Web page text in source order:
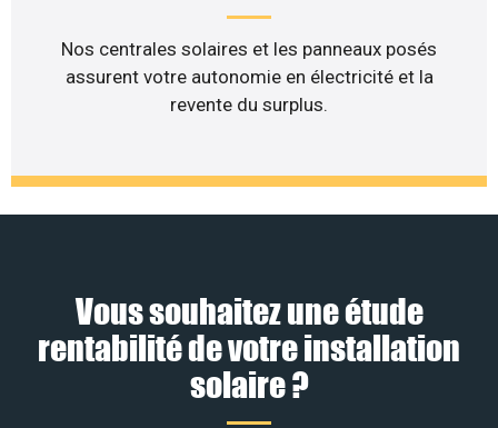
Nos centrales solaires et les panneaux posés
assurent votre autonomie en électricité et la
revente du surplus.
Vous souhaitez une étude
rentabilité de votre installation
solaire ?